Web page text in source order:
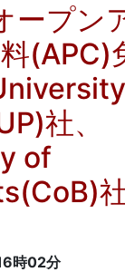
ープン
(APC)
社、
of
時02分